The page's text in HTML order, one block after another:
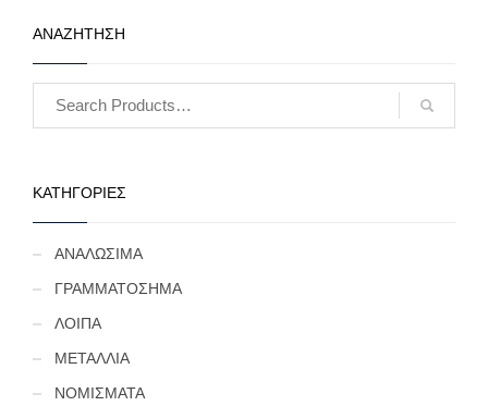
ΑΝΑΖΗΤΗΣΗ
ΚΑΤΗΓΟΡΙΕΣ
ΑΝΑΛΩΣΙΜΑ
ΓΡΑΜΜΑΤΟΣΗΜΑ
ΛΟΙΠΑ
ΜΕΤΑΛΛΙΑ
ΝΟΜΙΣΜΑΤΑ